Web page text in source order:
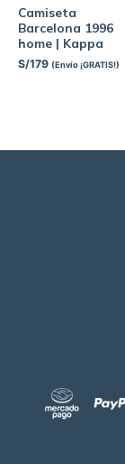
Camiseta
Barcelona 1996
home | Kappa
S/179 (Envío ¡GRATIS!)